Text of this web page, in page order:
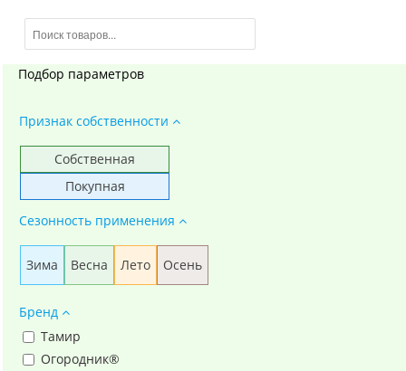
Подбор параметров
Сезонность применения
Зима Весна Лето Осень
Признак собственности
Собственная
Покупная
Бренд
Тамир
Огородник®